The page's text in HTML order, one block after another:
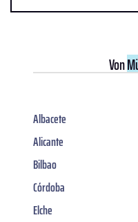
Von
Albacete
Alicante
Bilbao
Córdoba
Elche